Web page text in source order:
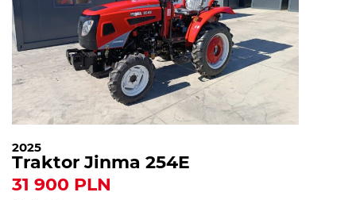
2025
Traktor Jinma 254E
31 900 PLN